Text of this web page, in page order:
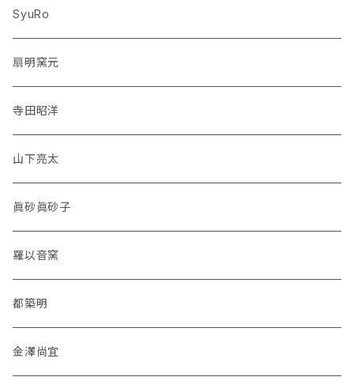
SyuRo
扇明窯元
寺田昭洋
山下亮太
眞砂眞砂子
羅以音窯
都築明
金澤尚宜